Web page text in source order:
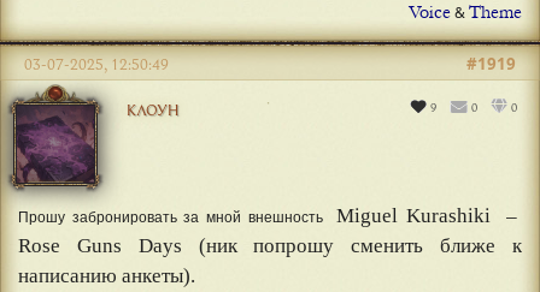
Voice&Theme
КЛОУН 9 0 0
#1919
03-07-2025, 12:50:49
Прошу забронировать за мной внешность Miguel Kurashiki –
Rose Guns Days (ник попрошу сменить ближе к
написанию анкеты).